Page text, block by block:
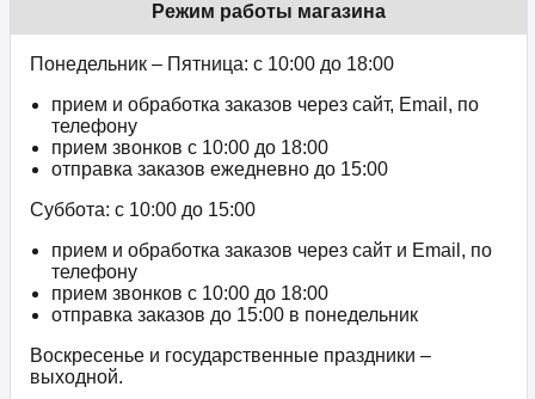
Режим работы магазина
Понедельник – Пятница: с 10:00 до 18:00
прием и обработка заказов через сайт, Email, по
телефону
прием звонков c 10:00 до 18:00
отправка заказов ежедневно до 15:00
Суббота: с 10:00 до 15:00
прием и обработка заказов через сайт и Email, по
телефону
прием звонков c 10:00 до 18:00
отправка заказов до 15:00 в понедельник
Воскресенье и государственные праздники –
выходной.